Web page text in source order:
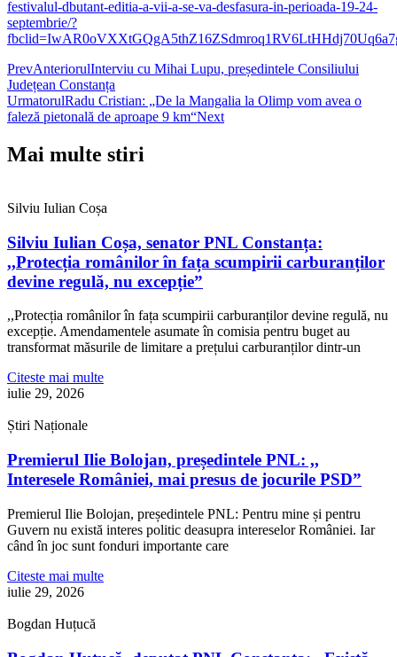
festivalul-dbutant-editia-a-vii-a-se-va-desfasura-in-perioada-19-24-
septembrie/?
PrevAnteriorulInterviu cu Mihai Lupu, președintele Consiliului
Județean Constanța
UrmatorulRadu Cristian: „De la Mangalia la Olimp vom avea o
faleză pietonală de aproape 9 km“Next
Mai multe stiri
Silviu Iulian Coșa
Silviu Iulian Coșa, senator PNL Constanța:
,,Protecția românilor în fața scumpirii carburanților
devine regulă, nu excepție”
,,Protecția românilor în fața scumpirii carburanților devine regulă, nu
excepție. Amendamentele asumate în comisia pentru buget au
transformat măsurile de limitare a prețului carburanților dintr-un
Citeste mai multe
iulie 29, 2026
Știri Naționale
Premierul Ilie Bolojan, președintele PNL: ,,
Interesele României, mai presus de jocurile PSD”
Premierul Ilie Bolojan, președintele PNL: Pentru mine și pentru
Guvern nu există interes politic deasupra intereselor României. Iar
când în joc sunt fonduri importante care
Citeste mai multe
iulie 29, 2026
Bogdan Huțucă